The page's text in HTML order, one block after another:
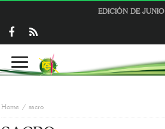
EDICIÓN DE JUNIO
Home sacro